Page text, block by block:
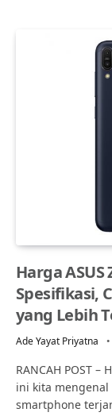
Harga
Spesifikasi,
yang Lebih
Ade Yayat Priyatna
RANCAH POST –
ini kita mengenal
smartphone